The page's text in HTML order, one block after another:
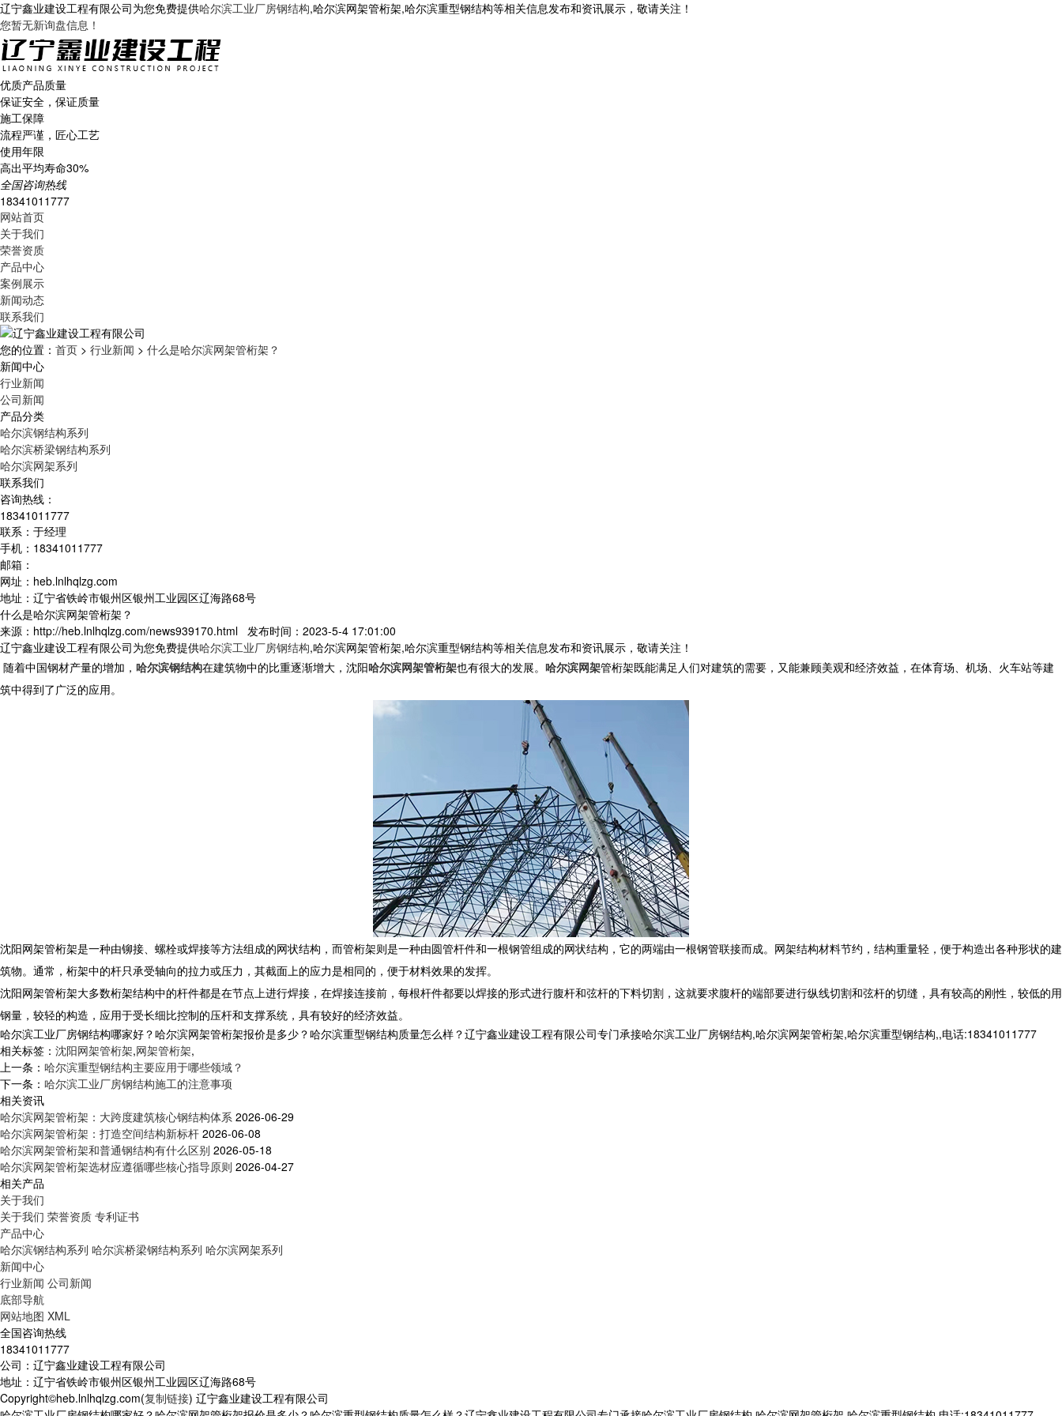
辽宁鑫业建设工程有限公司为您免费提供哈尔滨工业厂房钢结构,哈尔滨网架管桁架,哈尔滨重型钢结构等相关信息发布和资讯展示，敬请关注！
您暂无新询盘信息！
优质产品质量
保证安全，保证质量
施工保障
流程严谨，匠心工艺
使用年限
高出平均寿命30%
全国咨询热线
18341011777
网站首页
关于我们
荣誉资质
产品中心
案例展示
新闻动态
联系我们
您的位置： 首页 > 行业新闻 > 什么是哈尔滨网架管桁架？
新闻中心
行业新闻
公司新闻
产品分类
哈尔滨钢结构系列
哈尔滨桥梁钢结构系列
哈尔滨网架系列
联系我们
咨询热线：
18341011777
联系：于经理
手机：18341011777
邮箱：
网址：heb.lnlhqlzg.com
地址：辽宁省铁岭市银州区银州工业园区辽海路68号
什么是哈尔滨网架管桁架？
来源：http://heb.lnlhqlzg.com/news939170.html 发布时间：2023-5-4 17:01:00
辽宁鑫业建设工程有限公司为您免费提供哈尔滨工业厂房钢结构,哈尔滨网架管桁架,哈尔滨重型钢结构等相关信息发布和资讯展示，敬请关注！
随着中国钢材产量的增加， 哈尔滨钢结构在建筑物中的比重逐渐增大，沈阳哈尔滨网架管桁架也有很大的发展。 哈尔滨网架管桁架既能满足人们对建筑的需要，又能兼顾美观和经济效益，在体育场、机场、火车站等建
筑中得到了广泛的应用。
沈阳网架管桁架是一种由铆接、螺栓或焊接等方法组成的网状结构，而管桁架则是一种由圆管杆件和一根钢管组成的网状结构，它的两端由一根钢管联接而成。网架结构材料节约，结构重量轻，便于构造出各种形状的建
筑物。通常，桁架中的杆只承受轴向的拉力或压力，其截面上的应力是相同的，便于材料效果的发挥。
沈阳网架管桁架大多数桁架结构中的杆件都是在节点上进行焊接，在焊接连接前，每根杆件都要以焊接的形式进行腹杆和弦杆的下料切割，这就要求腹杆的端部要进行纵线切割和弦杆的切缝，具有较高的刚性，较低的用
钢量，较轻的构造，应用于受长细比控制的压杆和支撑系统，具有较好的经济效益。
哈尔滨工业厂房钢结构哪家好？哈尔滨网架管桁架报价是多少？哈尔滨重型钢结构质量怎么样？辽宁鑫业建设工程有限公司专门承接哈尔滨工业厂房钢结构,哈尔滨网架管桁架,哈尔滨重型钢结构,,电话:18341011777
相关标签： 沈阳网架管桁架,网架管桁架,
上一条： 哈尔滨重型钢结构主要应用于哪些领域？
下一条： 哈尔滨工业厂房钢结构施工的注意事项
相关资讯
哈尔滨网架管桁架：大跨度建筑核心钢结构体系 2026-06-29
哈尔滨网架管桁架：打造空间结构新标杆 2026-06-08
哈尔滨网架管桁架和普通钢结构有什么区别 2026-05-18
哈尔滨网架管桁架选材应遵循哪些核心指导原则 2026-04-27
相关产品
关于我们
关于我们 荣誉资质 专利证书
产品中心
哈尔滨钢结构系列 哈尔滨桥梁钢结构系列 哈尔滨网架系列
新闻中心
行业新闻 公司新闻
底部导航
网站地图 XML
全国咨询热线
18341011777
公司：辽宁鑫业建设工程有限公司
地址：辽宁省铁岭市银州区银州工业园区辽海路68号
Copyright©heb.lnlhqlzg.com(复制链接) 辽宁鑫业建设工程有限公司